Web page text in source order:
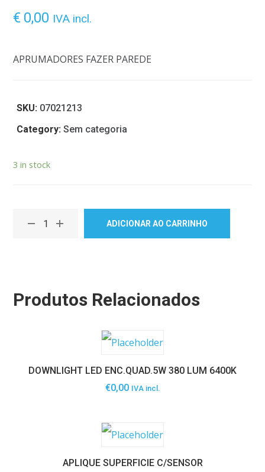
€ 0,00 IVA incl.
APRUMADORES FAZER PAREDE
SKU: 07021213
Category:Sem categoria
3 in stock
ADICIONAR AO CARRINHO
Produtos Relacionados
DOWNLIGHT LED ENC.QUAD.5W 380 LUM 6400K
€0,00 IVA incl.
APLIQUE SUPERFICIE C/SENSOR